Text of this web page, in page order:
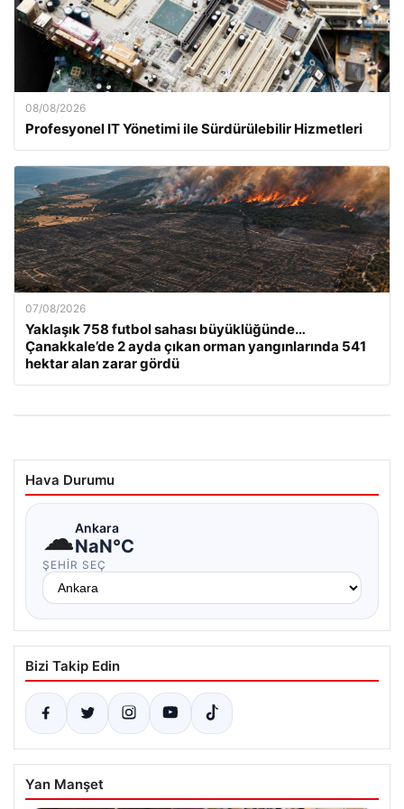
08/08/2026
Profesyonel IT Yönetimi ile Sürdürülebilir Hizmetleri
07/08/2026
Yaklaşık 758 futbol sahası büyüklüğünde…
Çanakkale’de 2 ayda çıkan orman yangınlarında 541
hektar alan zarar gördü
Hava Durumu
☁Ankara
NaN°C
ŞEHIR SEÇ
Bizi Takip Edin
Yan Manşet